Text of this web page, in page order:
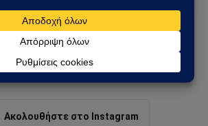
αμερικανική εξωτερική πολιτική
Ακολουθήστε στο Instagram